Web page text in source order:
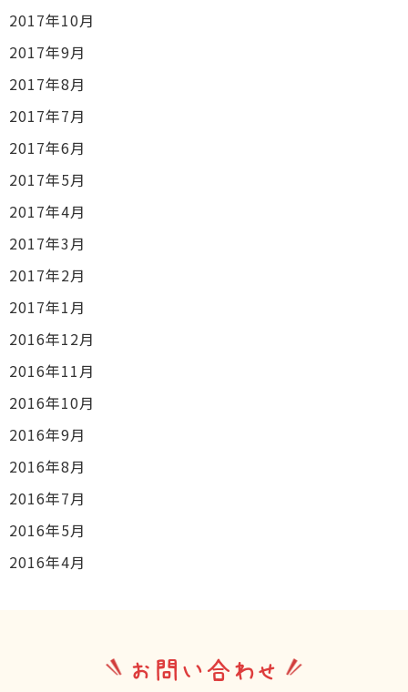
2017年10月
2017年9月
2017年8月
2017年7月
2017年6月
2017年5月
2017年4月
2017年3月
2017年2月
2017年1月
2016年12月
2016年11月
2016年10月
2016年9月
2016年8月
2016年7月
2016年5月
2016年4月
お問い合わせ